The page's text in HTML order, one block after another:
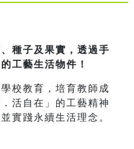
種子及果實，透過手
工藝生活物件！
校教育，培育教師成
活自在」的工藝精神
實踐永續生活理念。